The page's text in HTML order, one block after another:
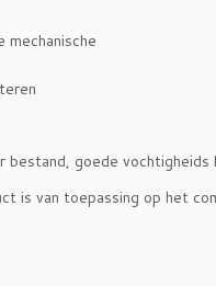
bestand, goede
is van toepassing op het